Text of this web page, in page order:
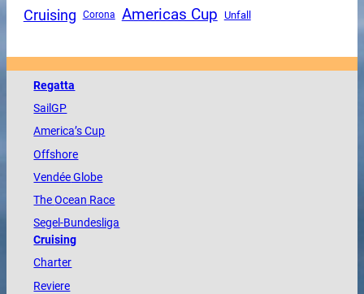
Cruising Corona Americas Cup Unfall
Regatta
SailGP
America’s Cup
Offshore
VendéeGlobe
TheOcean Race
Segel-Bundesliga
Cruising
Charter
Reviere